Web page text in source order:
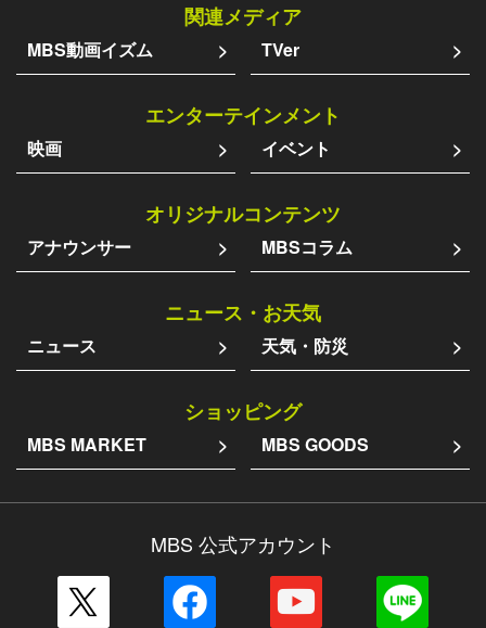
関連メディア
MBS動画イズム TVer
エンターテインメント
映画 イベント
オリジナルコンテンツ
アナウンサー MBSコラム
ニュース・お天気
ニュース 天気・防災
ショッピング
MBS MARKET MBS GOODS
MBS 公式アカウント